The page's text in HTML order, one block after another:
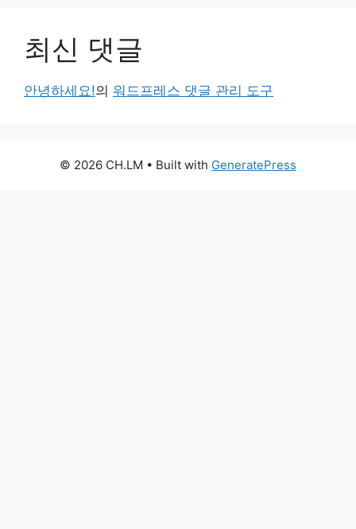
최신 댓글
안녕하세요!의 워드프레스 댓글 관리 도구
© 2026 CH.LM • Built with GeneratePress